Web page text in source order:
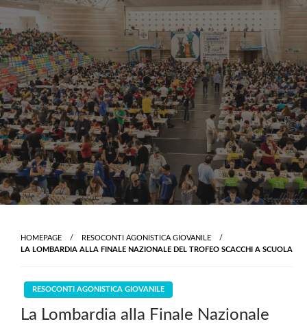
Skip
to
content
HOMEPAGE
RESOCONTI AGONISTICA GIOVANILE
LA LOMBARDIA ALLA FINALE NAZIONALE DEL TROFEO SCACCHI A SCUOLA
RESOCONTI AGONISTICA GIOVANILE
La Lombardia alla Finale Nazionale